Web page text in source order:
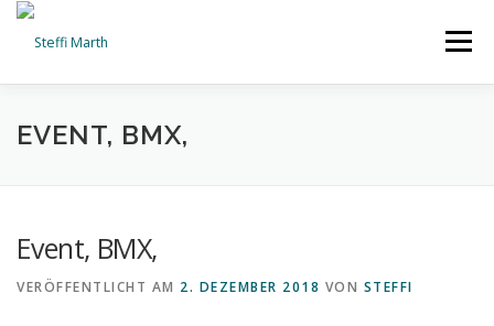
Zum
springen
Menü
ABOUT PRESS
SHOP 🛒
EVENT, BMX,
Event, BMX,
VERÖFFENTLICHT AM 2. DEZEMBER 2018 VON STEFFI